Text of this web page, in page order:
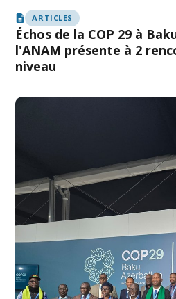
ARTICLES
Échos de la COP 29 à
l'ANAM présente à 2
niveau